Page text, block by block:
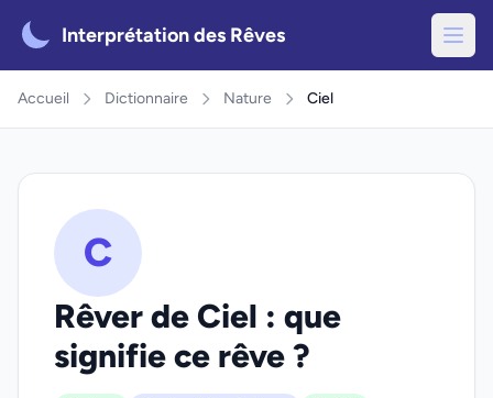
Interprétation des Rêves
Accueil Dictionnaire Nature Ciel
C
Rêver de Ciel : que
signifie ce rêve ?